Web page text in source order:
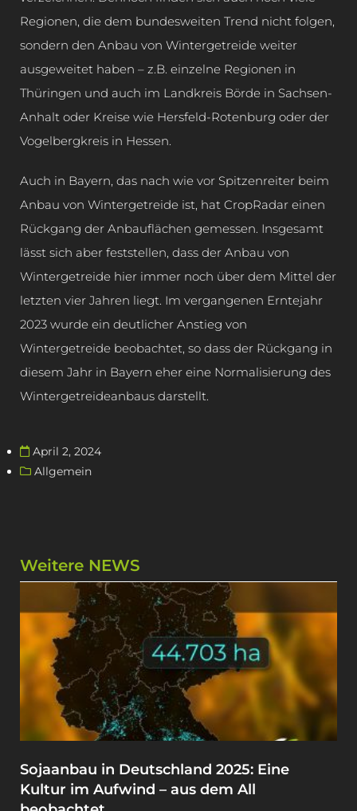
Regionen, die dem bundesweiten Trend nicht folgen,
sondern den Anbau von Wintergetreide weiter
ausgeweitet haben – z.B. einzelne Regionen in
Thüringen und auch im Landkreis Börde in Sachsen-
Anhalt oder Kreise wie Hersfeld-Rotenburg oder der
Vogelbergkreis in Hessen.
Auch in Bayern, das nach wie vor Spitzenreiter beim
Anbau von Wintergetreide ist, hat CropRadar einen
Rückgang der Anbauflächen gemessen. Insgesamt
lässt sich aber feststellen, dass der Anbau von
Wintergetreide hier immer noch über dem Mittel der
letzten vier Jahren liegt. Im vergangenen Erntejahr
2023 wurde ein deutlicher Anstieg von
Wintergetreide beobachtet, so dass der Rückgang in
diesem Jahr in Bayern eher eine Normalisierung des
Wintergetreideanbaus darstellt.
April 2, 2024
Allgemein
Weitere NEWS
Sojaanbau in Deutschland 2025: Eine
Kultur im Aufwind – aus dem All